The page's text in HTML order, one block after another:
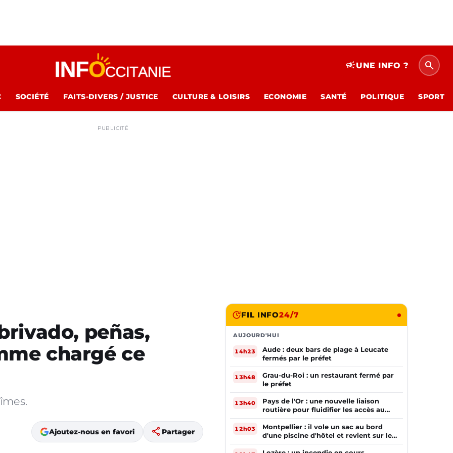
campaignUNE INFO ? search
SOCIÉTÉ FAITS-DIVERS / JUSTICE CULTURE & LOISIRS ECONOMIE SANTÉ POLITIQUE SPORT
PUBLICITÉ
peñas,
chargé ce
Ajoutez-nous en favori share Partager
FIL INFO24/7
AUJOURD'HUI
14h23
Aude : deux bars de plage à Leucate
fermés par le préfet
13h48
Grau-du-Roi : un restaurant fermé par
le préfet
13h40
Pays de l'Or : une nouvelle liaison
routière pour fluidifier les accès au
PIOM
12h03
Montpellier : il vole un sac au bord
d'une piscine d'hôtel et revient sur les
lieux le lendemain